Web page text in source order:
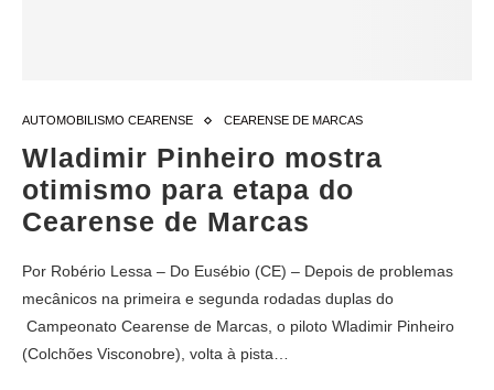
AUTOMOBILISMO CEARENSE CEARENSE DE MARCAS
Wladimir Pinheiro mostra
otimismo para etapa do
Cearense de Marcas
Por Robério Lessa – Do Eusébio (CE) – Depois de problemas
mecânicos na primeira e segunda rodadas duplas do
Campeonato Cearense de Marcas, o piloto Wladimir Pinheiro
(Colchões Visconobre), volta à pista…